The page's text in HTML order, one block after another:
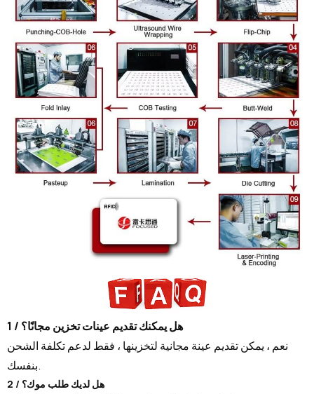
1 / هل يمكنك تقديم عينات تخزين مجانًا؟
نعم ، يمكن تقديم عينة مجانية لتخزينها ، فقط لدعم تكلفة الشحن
بنفسك.
2 / هل لديك طلب موك؟